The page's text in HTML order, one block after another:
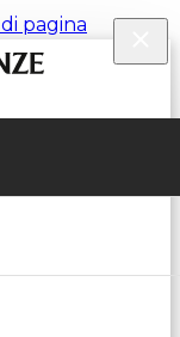
pagina